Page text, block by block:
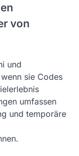
von
und
sie Codes
umfassen
und temporäre